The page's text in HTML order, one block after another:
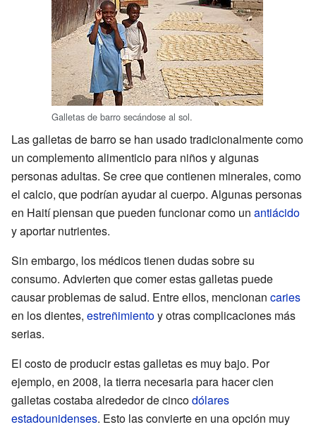
Galletas de barro secándose al sol.
Las galletas de barro se han usado tradicionalmente como
un complemento alimenticio para niños y algunas
personas adultas. Se cree que contienen minerales, como
el calcio, que podrían ayudar al cuerpo. Algunas personas
en Haití piensan que pueden funcionar como un antiácido
y aportar nutrientes.
Sin embargo, los médicos tienen dudas sobre su
consumo. Advierten que comer estas galletas puede
causar problemas de salud. Entre ellos, mencionan caries
en los dientes, estreñimientoy otras complicaciones más
serias.
El costo de producir estas galletas es muy bajo. Por
ejemplo, en 2008, la tierra necesaria para hacer cien
galletas costaba alrededor de cincodólares
estadounidenses. Esto las convierte en una opción muy